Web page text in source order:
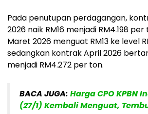
Pada penutupan perdagangan,
2026 naik RM16 menjadi RM4.198
Maret 2026 menguat RM13 ke level
sedangkan kontrak April 2026
menjadi RM4.272 per ton.
BACA JUGA: Harga CPO KPBN
(27/1) Kembali Menguat,